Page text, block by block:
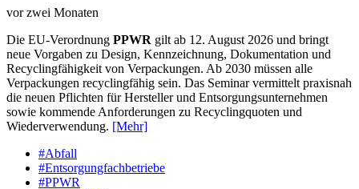
vor zwei Monaten
Die EU-Verordnung PPWR gilt ab 12. August 2026 und bringt
neue Vorgaben zu Design, Kennzeichnung, Dokumentation und
Recyclingfähigkeit von Verpackungen. Ab 2030 müssen alle
Verpackungen recyclingfähig sein. Das Seminar vermittelt praxisnah
die neuen Pflichten für Hersteller und Entsorgungsunternehmen
sowie kommende Anforderungen zu Recyclingquoten und
Wiederverwendung. [Mehr]
#Abfall
#Entsorgungfachbetriebe
#PPWR